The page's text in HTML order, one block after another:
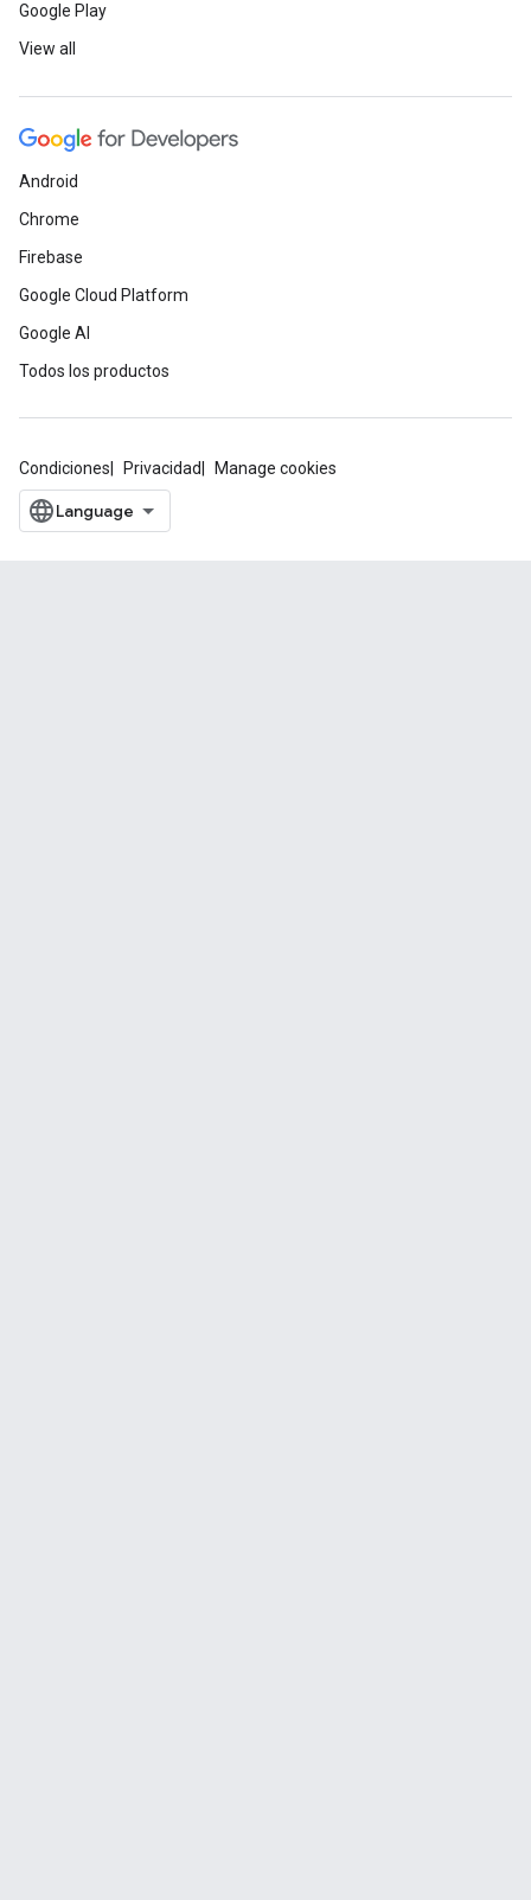
Google Play
View all
Android
Chrome
Firebase
Google Cloud Platform
Google AI
Todos los productos
Condiciones Privacidad Manage cookies